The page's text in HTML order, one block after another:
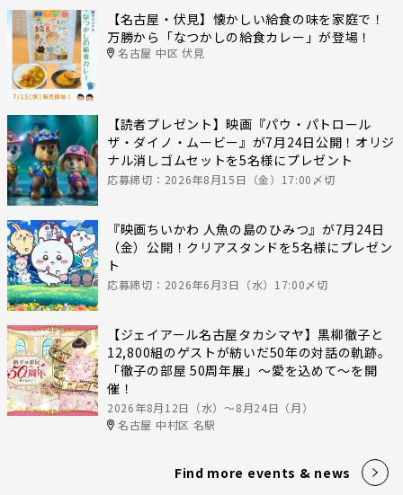
【名古屋・伏見】懐かしい給食の味を家庭で！
万勝から「なつかしの給食カレー」が登場！
名古屋 中区 伏見
【読者プレゼント】映画『パウ・パトロール
ザ・ダイノ・ムービー』が7月24日公開！オリジ
ナル消しゴムセットを5名様にプレゼント
応募締切：2026年8月15日（金）17:00〆切
『映画ちいかわ 人魚の島のひみつ』が7月24日
（金）公開！クリアスタンドを5名様にプレゼン
ト
応募締切：2026年6月3日（水）17:00〆切
【ジェイアール名古屋タカシマヤ】黒柳徹子と
12,800組のゲストが紡いだ50年の対話の軌跡。
「徹子の部屋 50周年展」～愛を込めて～を開
催！
2026年8月12日（水）〜8月24日（月）
名古屋 中村区 名駅
Find more events & news